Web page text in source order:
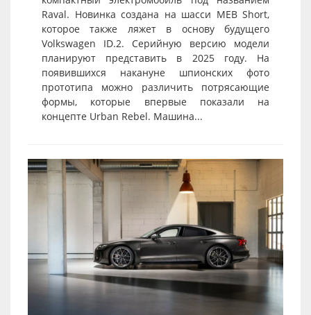
Raval. Новинка создана на шасси MEB Short,
которое также ляжет в основу будущего
Volkswagen ID.2. Серийную версию модели
планируют представить в 2025 году. На
появившихся накануне шпионских фото
прототипа можно различить потрясающие
формы, которые впервые показали на
концепте Urban Rebel. Машина...